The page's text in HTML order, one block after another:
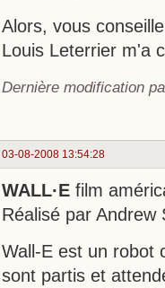
Alors, vous
Louis Leterrier m'a
Dernière modification
03-08-2008 13:54:28
WALL·E film
Réalisé par Andrew
Wall-E est un robot
sont partis et